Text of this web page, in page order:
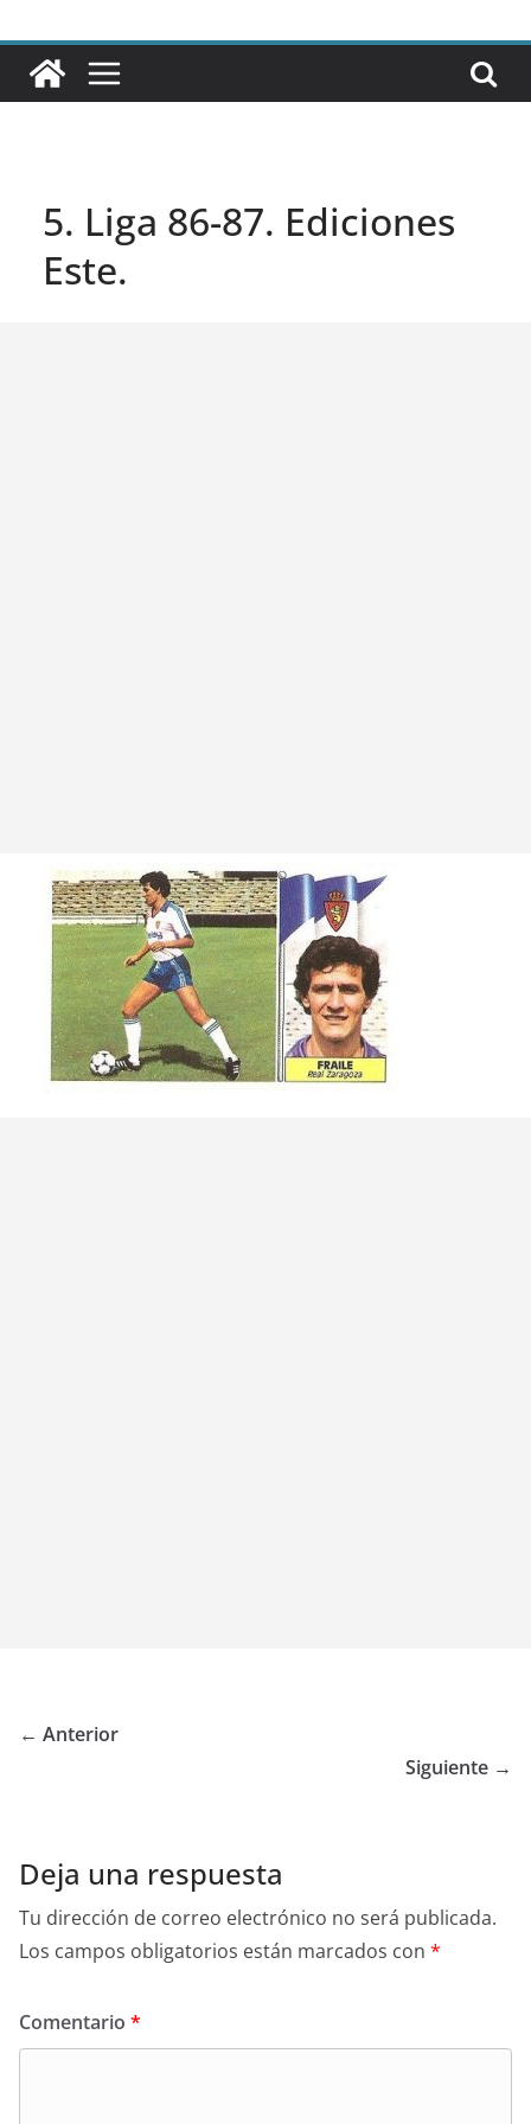
5. Liga 86-87. Ediciones
Este.
← Anterior
Siguiente →
Deja una respuesta
Tu dirección de correo electrónico no será publicada.
Los campos obligatorios están marcados con *
Comentario *